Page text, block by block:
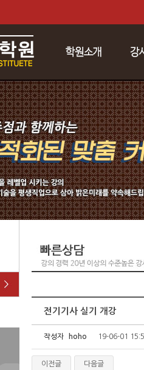
전기기사 실기 개강
작성자 hoho 19-06-01
이전글 다음글